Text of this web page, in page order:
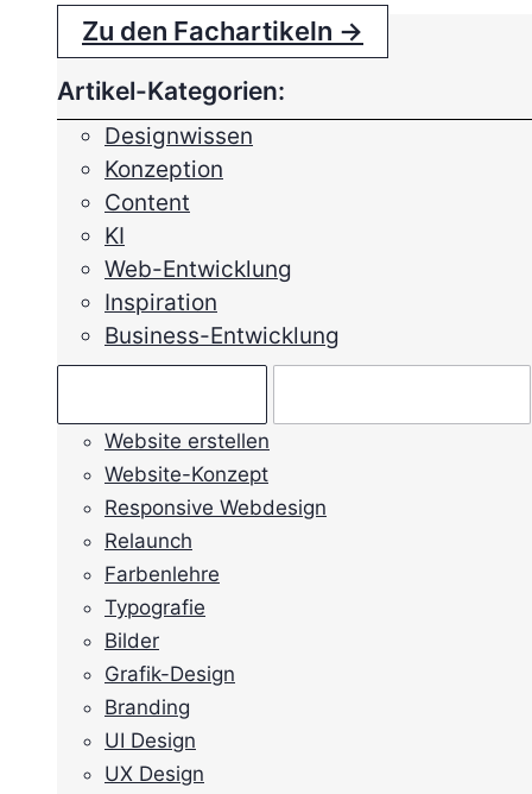
Zu den Fachartikeln →
Artikel-Kategorien:
Designwissen
Konzeption
Content
KI
Web-Entwicklung
Inspiration
Business-Entwicklung
Website erstellen
Website-Konzept
Responsive Webdesign
Relaunch
Farbenlehre
Typografie
Bilder
Grafik-Design
Branding
UI Design
UX Design